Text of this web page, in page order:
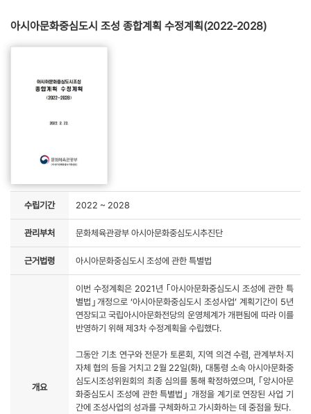
아시아문화중심도시 조성 종합계획 수정계획(2022-2028)
수립기간 2022 ~ 2028
관리부처 문화체육관광부 아시아문화중심도시추진단
근거법령 아시아문화중심도시 조성에 관한 특별법
개요
이번 수정계획은 2021년 ｢아시아문화중심도시 조성에 관한 특
별법｣개정으로 ‘아시아문화중심도시 조성사업’ 계획기간이 5년
연장되고 국립아시아문화전당의 운영체계가 개편됨에 따라 이를
반영하기 위해 제3차 수정계획을 수립했다.
그동안 기초 연구와 전문가 토론회, 지역 의견 수렴, 관계부처‧지
자체 협의 등을 거치고 2월 22일(화), 대통령 소속 아시아문화중
심도시조성위원회의 최종 심의를 통해 확정하였으며, ｢앙시아문
화중심도시 조성에 관한 특별법｣ 개정을 계기로 연장된 사업 기
간에 조성사업의 성과를 구체화하고 가시화하는 데 중점을 뒀다.